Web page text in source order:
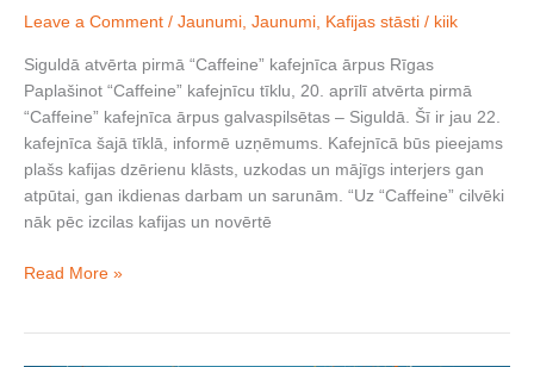
Leave a Comment / Jaunumi Jaunumi Kafijas stāsti / kiik
Siguldā atvērta pirmā “Caffeine” kafejnīca ārpus Rīgas
Paplašinot “Caffeine” kafejnīcu tīklu, 20. aprīlī atvērta pirmā
“Caffeine” kafejnīca ārpus galvaspilsētas – Siguldā. Šī ir jau 22.
kafejnīca šajā tīklā, informē uzņēmums. Kafejnīcā būs pieejams
plašs kafijas dzērienu klāsts, uzkodas un mājīgs interjers gan
atpūtai, gan ikdienas darbam un sarunām. “Uz “Caffeine” cilvēki
nāk pēc izcilas kafijas un novērtē
Read More »